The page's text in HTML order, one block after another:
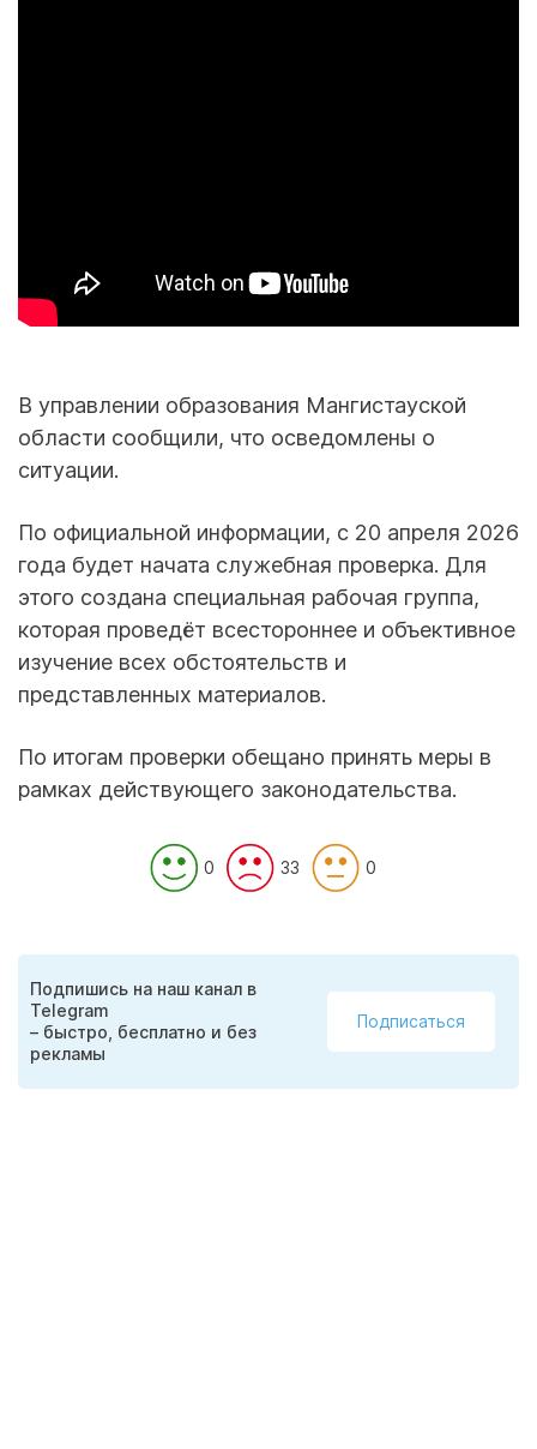
В управлении образования Мангистауской
области сообщили, что осведомлены о
ситуации.
По официальной информации, с 20 апреля 2026
года будет начата служебная проверка. Для
этого создана специальная рабочая группа,
которая проведёт всестороннее и объективное
изучение всех обстоятельств и
представленных материалов.
По итогам проверки обещано принять меры в
рамках действующего законодательства.
0 33 0
Подпишись на наш канал в
Telegram
– быстро, бесплатно и без
рекламы
Подписаться